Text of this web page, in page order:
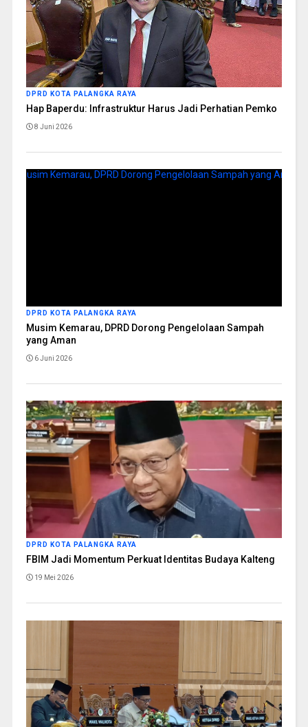
DPRD KOTA PALANGKA RAYA
Hap Baperdu: Infrastruktur Harus Jadi Perhatian Pemko
8 Juni 2026
DPRD KOTA PALANGKA RAYA
Musim Kemarau, DPRD Dorong Pengelolaan Sampah
yang Aman
6 Juni 2026
DPRD KOTA PALANGKA RAYA
FBIM Jadi Momentum Perkuat Identitas Budaya Kalteng
19 Mei 2026